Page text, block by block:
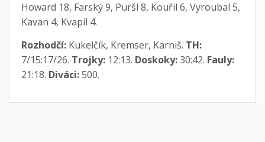
Howard 18, Farský 9, Puršl 8, Kouřil 6, Vyroubal 5,
Kavan 4, Kvapil 4.
Rozhodčí:Kukelčík, Kremser, Karniš. TH:
7/15:17/26. Trojky:12:13. Doskoky:30:42. Fauly:
21:18. Diváci:500.